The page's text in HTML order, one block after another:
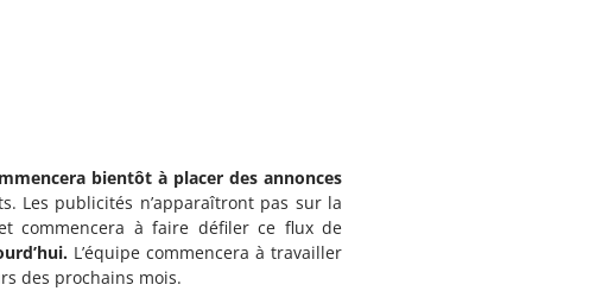
bientôt à placer des annonces
Les publicités n’apparaîtront pas sur la
commencera à faire défiler ce flux de
L’équipe commencera à travailler
des prochains mois.